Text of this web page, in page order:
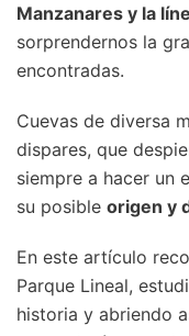
Manzanares y la
sorprendernos la
encontradas.
Cuevas de diversa
dispares, que
siempre a hacer un
su posible origen y
En este artículo
Parque Lineal,
historia y abriendo